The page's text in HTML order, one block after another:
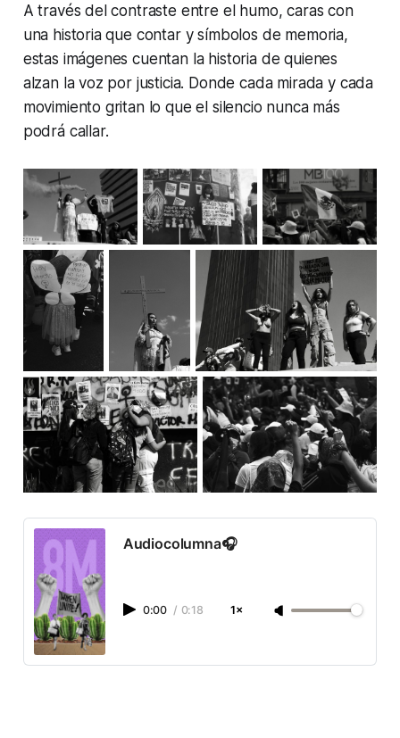
A través del contraste entre el humo, caras con
una historia que contar y símbolos de memoria,
estas imágenes cuentan la historia de quienes
alzan la voz por justicia. Donde cada mirada y cada
movimiento gritan lo que el silencio nunca más
podrá callar.
Audiocolumna🎧
0:00 / 0:18 1×